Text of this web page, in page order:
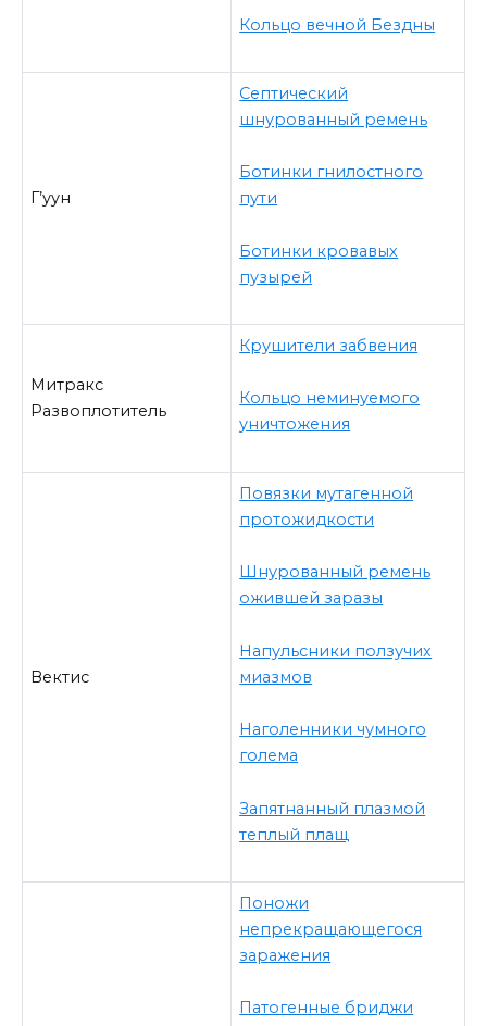
Кольцо вечной Бездны
Г’уун
Септический
шнурованный ремень
Ботинки гнилостного
пути
Ботинки кровавых
пузырей
Митракс
Развоплотитель
Крушители забвения
Кольцо неминуемого
уничтожения
Вектис
Повязки мутагенной
протожидкости
Шнурованный ремень
ожившей заразы
Напульсники ползучих
миазмов
Наголенники чумного
голема
Запятнанный плазмой
теплый плащ
Поножи
непрекращающегося
заражения
Патогенные бриджи